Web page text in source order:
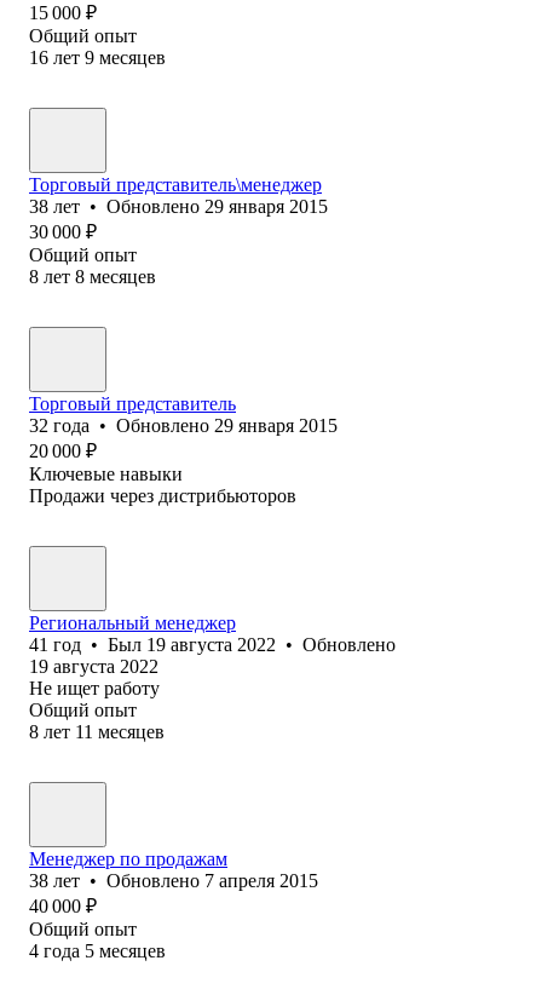
15 000 ₽
Общий опыт
16 лет 9 месяцев
Торговый представитель\менеджер
38 лет • Обновлено 29 января 2015
30 000 ₽
Общий опыт
8 лет 8 месяцев
Торговый представитель
32 года • Обновлено 29 января 2015
20 000 ₽
Ключевые навыки
Продажи через дистрибьюторов
Региональный менеджер
41 год • Был 19 августа 2022 • Обновлено
19 августа 2022
Не ищет работу
Общий опыт
8 лет 11 месяцев
Менеджер по продажам
38 лет • Обновлено 7 апреля 2015
40 000 ₽
Общий опыт
4 года 5 месяцев